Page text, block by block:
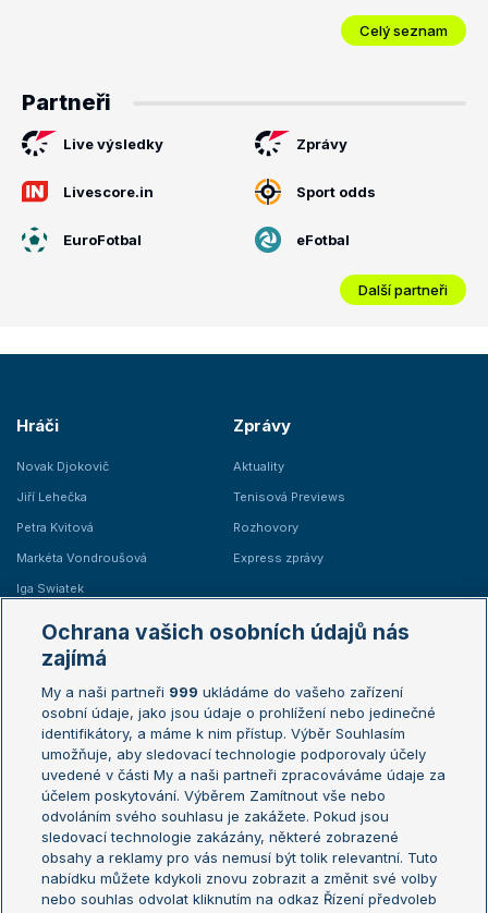
Celý seznam
Partneři
Live výsledky Zprávy
Livescore.in Sport odds
EuroFotbal eFotbal
Další partneři
Hráči
Novak Djokovič
Jiří Lehečka
Petra Kvitová
Markéta Vondroušová
Iga Swiatek
Zprávy
Aktuality
Tenisová Previews
Rozhovory
Express zprávy
Žebříčky
Žebříček ATP (muži)
Žebříček WTA (ženy)
Sázkařský žebříček
Australian Open
French Open
Wimbledon
US Open
Turnaj mistrů
Turnaj mistryň
Aktualní trendy
Ochrana vašich osobních údajů nás
zajímá
My a naši partneři 999 ukládáme do vašeho zařízení
osobní údaje, jako jsou údaje o prohlížení nebo jedinečné
identifikátory, a máme k nim přístup. Výběr Souhlasím
umožňuje, aby sledovací technologie podporovaly účely
uvedené v části My a naši partneři zpracováváme údaje za
účelem poskytování. Výběrem Zamítnout vše nebo
odvoláním svého souhlasu je zakážete. Pokud jsou
sledovací technologie zakázány, některé zobrazené
obsahy a reklamy pro vás nemusí být tolik relevantní. Tuto
nabídku můžete kdykoli znovu zobrazit a změnit své volby
nebo souhlas odvolat kliknutím na odkaz Řízení předvoleb